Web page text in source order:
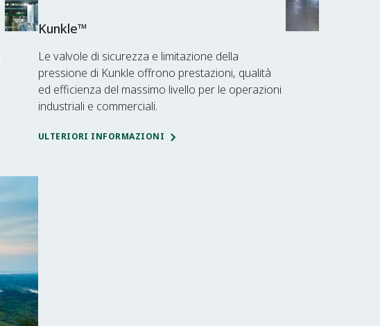
Kunkle™
Le valvole di sicurezza e limitazione della
pressione di Kunkle offrono prestazioni, qualità
ed efficienza del massimo livello per le operazioni
industriali e commerciali.
ULTERIORI INFORMAZIONI